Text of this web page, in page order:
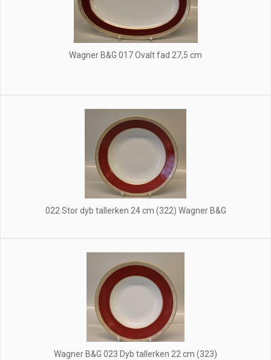
Wagner B&G 017 Ovalt fad 27,5 cm
022 Stor dyb tallerken 24 cm (322) Wagner B&G
Wagner B&G 023 Dyb tallerken 22 cm (323)